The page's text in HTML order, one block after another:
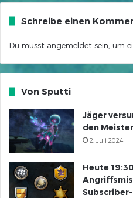
Schreibe einen
Du musst angemeldet sein, um
Von Sputti
Jäger
den
2. Juli 2024
Heute